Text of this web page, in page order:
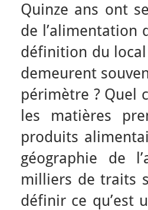
Quinze ans ont
de l’alimentation
définition du
demeurent
périmètre ? Quel
les matières
produits
géographie de
milliers de traits
définir ce qu’est